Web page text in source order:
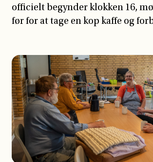
officielt begynder klokken 16,
før for at tage en kop kaffe og